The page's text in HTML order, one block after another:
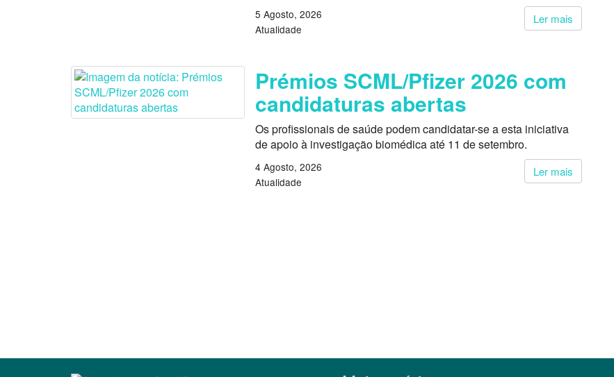
Ler mais
5 Agosto, 2026
Atualidade
Prémios SCML/Pfizer 2026 com
candidaturas abertas
Os profissionais de saúde podem candidatar-se a esta iniciativa
de apoio à investigação biomédica até 11 de setembro.
Ler mais
4 Agosto, 2026
Atualidade